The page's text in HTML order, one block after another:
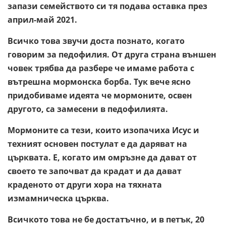
запази семейството си тя подава оставка през
април-май 2021.
Всичко това звучи доста познато, когато
говорим за педофилия. От друга страна външен
човек трябва да разбере че имаме работа с
вътрешна мормонска борба. Тук вече ясно
придобиваме идеята че мормоните, освен
другото, са замесени в педофилията.
Мормоните са тези, които изопачиха Исус и
техният основен постулат е да даряват на
църквата. Е, когато им омръзне да дават от
своето те започват да крадат и да дават
краденото от други хора на тяхната
измамническа църква.
Всичкото това не бе достатъчно, и в петък, 20